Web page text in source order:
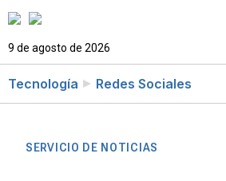
9 de agosto de 2026
Tecnología Redes Sociales
SERVICIO DE NOTICIAS